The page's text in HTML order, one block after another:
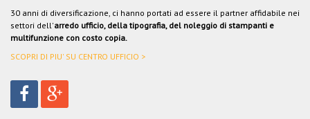
30 anni di diversificazione, ci hanno portati ad essere il partner affidabile nei
settori dell'arredo ufficio, della tipografia, del noleggio di stampanti e
multifunzione con costo copia.
SCOPRI DI PIU' SU CENTRO UFFICIO >